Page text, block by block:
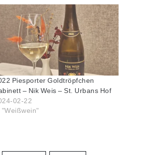
Piesporter Goldtröpfchen
– Nik Weis – St. Urbans Hof
02-22
"Weißwein"